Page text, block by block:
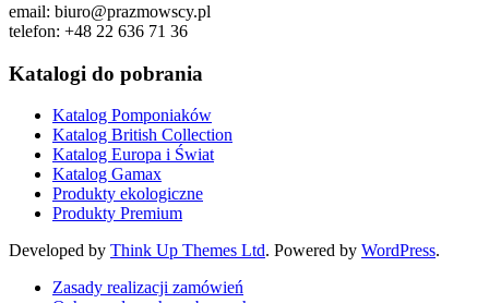
email: biuro@prazmowscy.pl
telefon: +48 22 636 71 36
Katalogi do pobrania
Katalog Pomponiaków
Katalog British Collection
Katalog Europa i Świat
Katalog Gamax
Produkty ekologiczne
Produkty Premium
Developed by Think Up Themes Ltd. Powered by WordPress.
Zasady realizacji zamówień